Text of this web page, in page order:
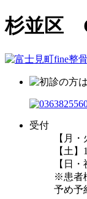
杉並区
受付
【月
【土
【日
※患者
予め予